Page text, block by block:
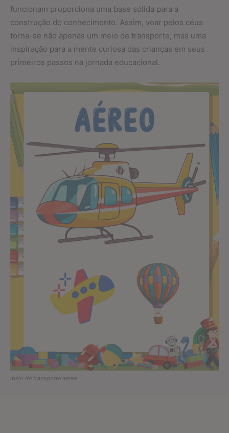
funcionam proporciona uma base sólida para a
construção do conhecimento. Assim, voar pelos céus
torna-se não apenas um meio de transporte, mas uma
inspiração para a mente curiosa das crianças em seus
primeiros passos na jornada educacional.
meio de transporte aereo